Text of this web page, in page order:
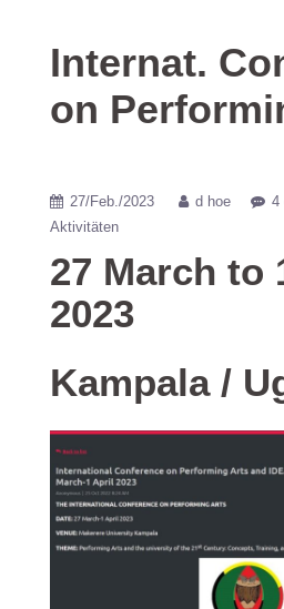
Internat.
on
27/Feb./2023 d hoe 4
Aktivitäten
27 March to
2023
Kampala /